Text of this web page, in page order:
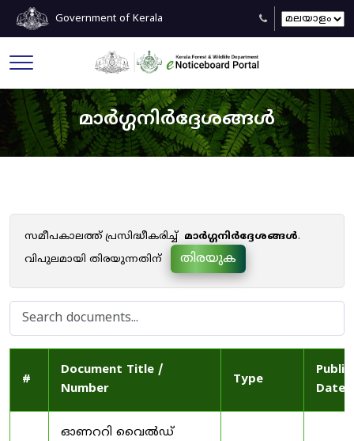
Government of Kerala
മാർഗ്ഗനിർദ്ദേശങ്ങൾ
സമീപകാലത്ത് പ്രസിദ്ധീകരിച്ച് മാർഗ്ഗനിർദ്ദേശങ്ങൾ.
വിപുലമായി തിരയുന്നതിന്
തിരയുക
#
Document Title /
Number
Type
Date
ഓണററി വൈൽഡ്